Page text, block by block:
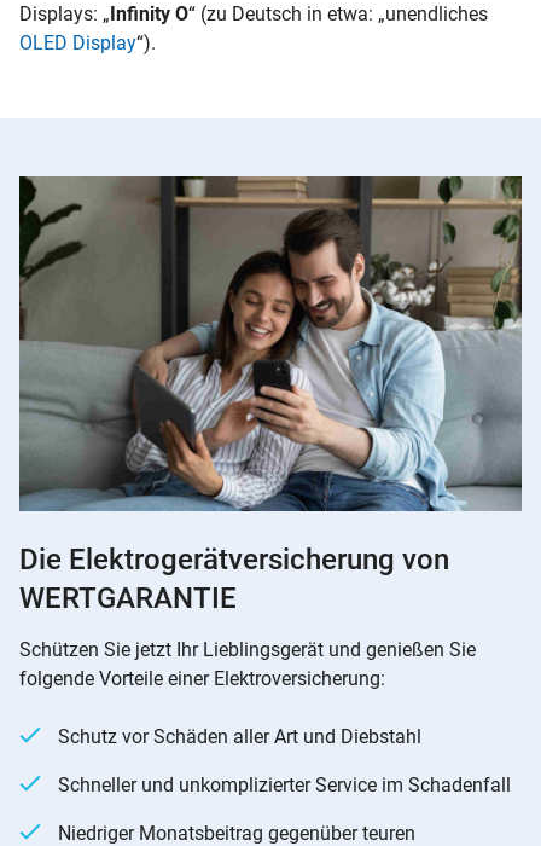
Displays: „Infinity O“ (zu Deutsch in etwa: „unendliches
OLED Display“).
Die Elektrogerätversicherung von
WERTGARANTIE
Schützen Sie jetzt Ihr Lieblingsgerät und genießen Sie
folgende Vorteile einer Elektroversicherung:
Schutz vor Schäden aller Art und Diebstahl
Schneller und unkomplizierter Service im Schadenfall
Niedriger Monatsbeitrag gegenüber teuren